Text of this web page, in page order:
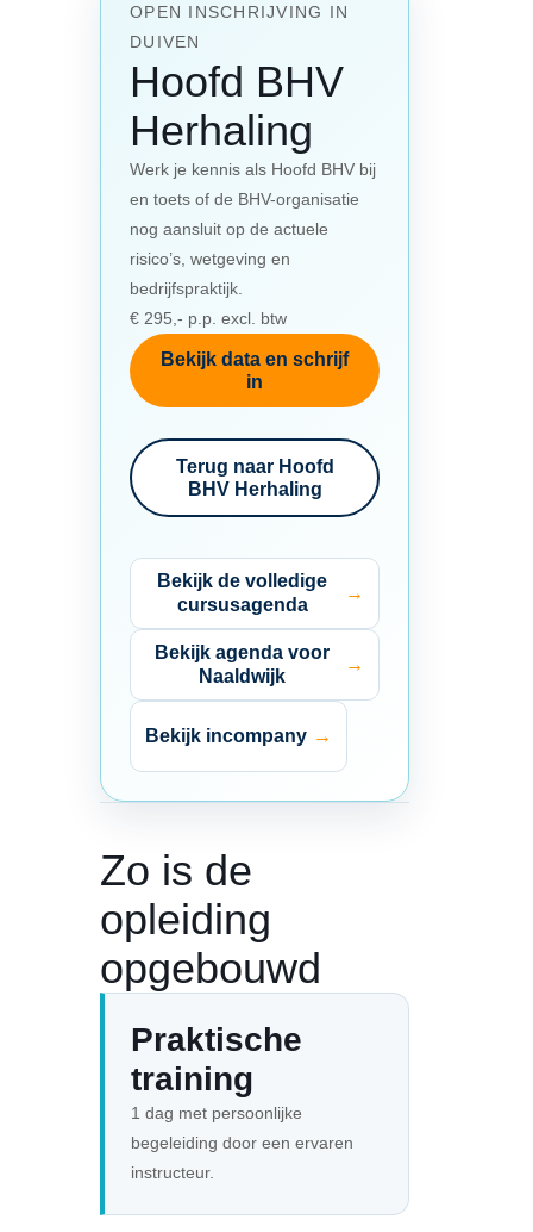
OPEN INSCHRIJVING IN
DUIVEN
Hoofd BHV
Herhaling
Werk je kennis als Hoofd BHV bij
en toets of de BHV-organisatie
nog aansluit op de actuele
risico’s, wetgeving en
bedrijfspraktijk.
€ 295,- p.p. excl. btw
Bekijk data en schrijf
in
Terug naar Hoofd
BHV Herhaling
Bekijk de volledige
cursusagenda
Bekijk agenda voor
Naaldwijk
Bekijk incompany
Zo is de
opleiding
opgebouwd
Praktische
training
1 dag met persoonlijke
begeleiding door een ervaren
instructeur.